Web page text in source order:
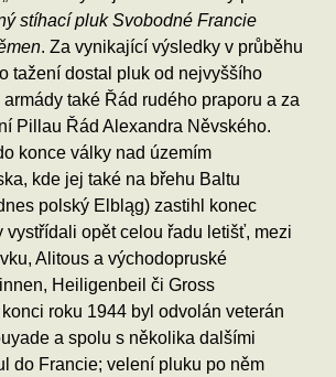
stíhací pluk Svobodné Francie
. Za vynikající výsledky v průběhu
tažení dostal pluk od nejvyššího
také Řád rudého praporu a za
Pillau Řád Alexandra Něvského.
konce války nad územím
kde jej také na břehu Baltu
polský Elbląg) zastihl konec
vystřídali opět celou řadu letišť, mezi
Alitous a východopruské
Heiligenbeil či Gross
roku 1944 byl odvolán veterán
a spolu s několika dalšími
do Francie; velení pluku po něm